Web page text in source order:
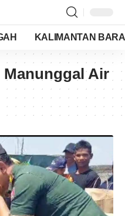
KALIMANTAN
Manunggal Air